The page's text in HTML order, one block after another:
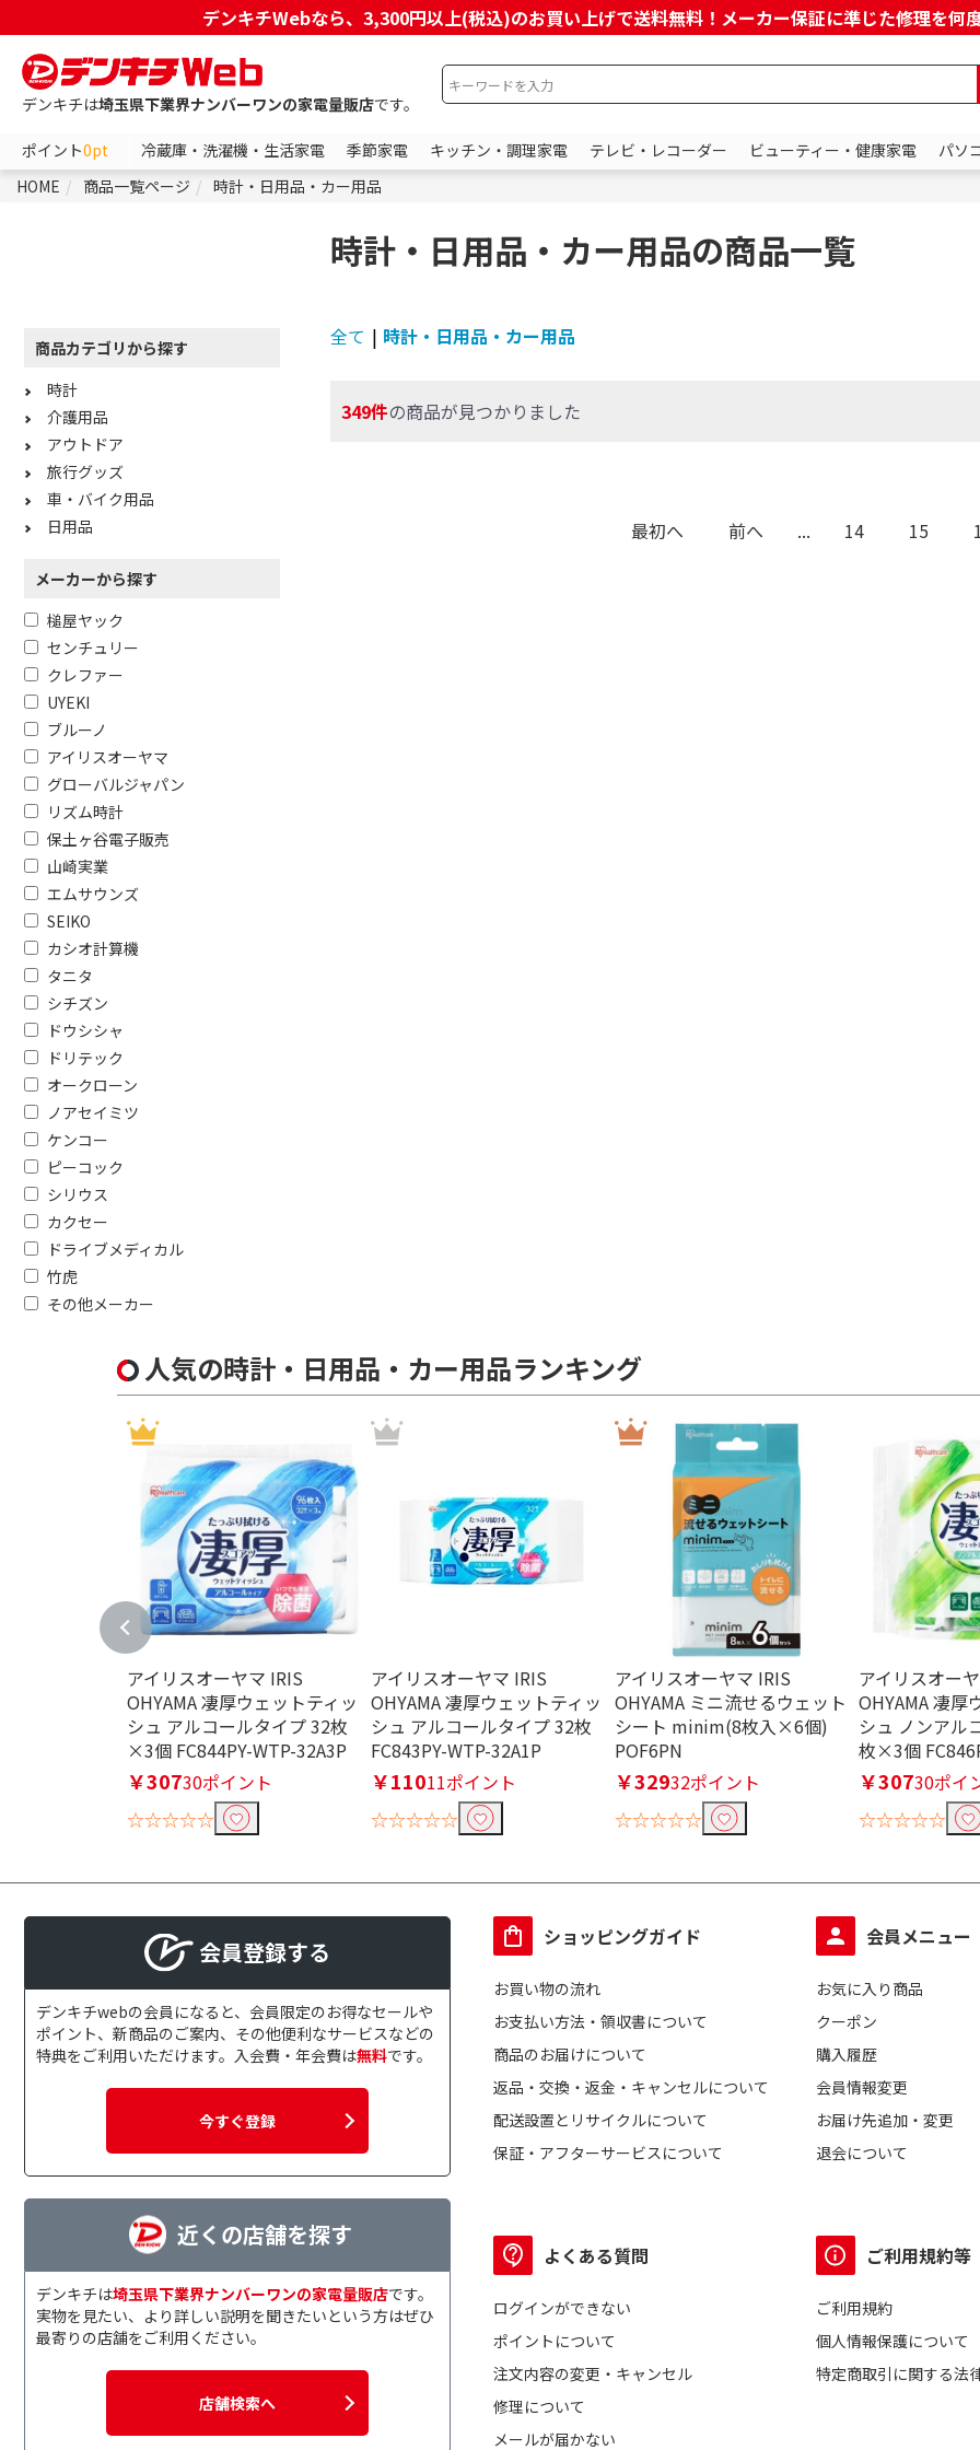
デンキチWebなら、3,300円以上(税込)のお買い上げで送料無料！メーカー保証に準じた修理を何
デンキチは埼玉県下業界ナンバーワンの家電量販店です。
ポイント0pt 冷蔵庫・洗濯機・生活家電 季節家電 キッチン・調理家電 テレビ・レコーダー ビューティー・健康家電 パソ
HOME
商品一覧ページ 時計・日用品・カー用品
時計・日用品・カー用品の商品一覧
全て | 時計・日用品・カー用品
349件の商品が見つかりました
最初へ 前へ ... 14 15
商品カテゴリから探す
時計
介護用品
アウトドア
旅行グッズ
車・バイク用品
日用品
メーカーから探す
槌屋ヤック
センチュリー
クレファー
UYEKI
ブルーノ
アイリスオーヤマ
グローバルジャパン
リズム時計
保土ヶ谷電子販売
山崎実業
エムサウンズ
SEIKO
カシオ計算機
タニタ
シチズン
ドウシシャ
ドリテック
オークローン
ノアセイミツ
ケンコー
ピーコック
シリウス
カクセー
ドライブメディカル
竹虎
その他メーカー
人気の時計・日用品・カー用品ランキング
アイリスオーヤマ IRIS
OHYAMA 凄厚ウェットティッ
シュ アルコールタイプ 32枚
×3個 FC844PY-WTP-32A3P
￥30730ポイント
☆☆☆☆☆
アイリスオーヤマ IRIS
OHYAMA 凄厚ウェットティッ
シュ アルコールタイプ 32枚
FC843PY-WTP-32A1P
￥11011ポイント
☆☆☆☆☆
アイリスオーヤマ IRIS
OHYAMA ミニ流せるウェット
シート minim(8枚入×6個)
POF6PN
￥32932ポイント
☆☆☆☆☆
アイリスオー
OHYAMA 凄厚
シュ ノンアル
枚×3個
￥30730ポイ
☆☆☆☆☆
会員登録する
デンキチwebの会員になると、会員限定のお得なセールや
ポイント、新商品のご案内、その他便利なサービスなどの
特典をご利用いただけます。入会費・年会費は無料です。
今すぐ登録
近くの店舗を探す
デンキチは埼玉県下業界ナンバーワンの家電量販店です。
実物を見たい、より詳しい説明を聞きたいという方はぜひ
最寄りの店舗をご利用ください。
店舗検索へ
ショッピングガイド
お買い物の流れ
お支払い方法・領収書について
商品のお届けについて
返品・交換・返金・キャンセルについて
配送設置とリサイクルについて
保証・アフターサービスについて
会員メニュー
お気に入り商品
クーポン
購入履歴
会員情報変更
お届け先追加・変更
退会について
よくある質問
ログインができない
ポイントについて
注文内容の変更・キャンセル
修理について
メールが届かない
ご利用規約等
ご利用規約
個人情報保護について
特定商取引に関する法